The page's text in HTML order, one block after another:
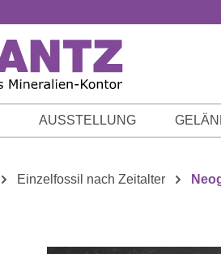
AUSSTELLUNG
Einzelfossil nach Zeitalter